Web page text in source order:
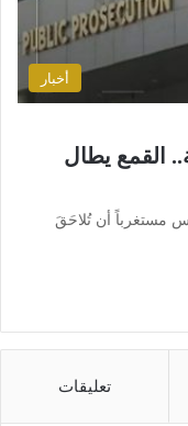
أخبار
غرامة.. القمع يطال
مستغرباً أن تُلاحَقَ
تعليقات